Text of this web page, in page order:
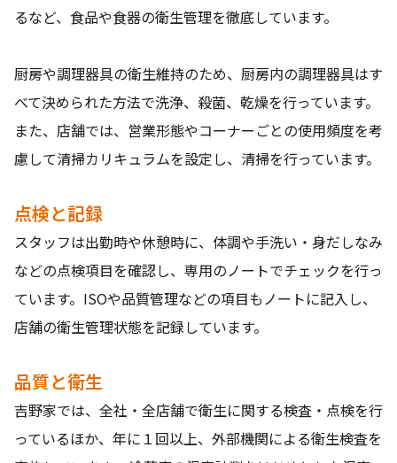
るなど、食品や食器の衛生管理を徹底しています。
厨房や調理器具の衛生維持のため、厨房内の調理器具はす
べて決められた方法で洗浄、殺菌、乾燥を行っています。
また、店舗では、営業形態やコーナーごとの使用頻度を考
慮して清掃カリキュラムを設定し、清掃を行っています。
点検と記録
スタッフは出勤時や休憩時に、体調や手洗い・身だしなみ
などの点検項目を確認し、専用のノートでチェックを行っ
ています。ISOや品質管理などの項目もノートに記入し、
店舗の衛生管理状態を記録しています。
品質と衛生
吉野家では、全社・全店舗で衛生に関する検査・点検を行
っているほか、年に１回以上、外部機関による衛生検査を